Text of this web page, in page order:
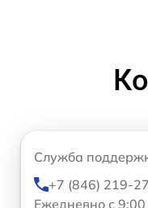
Служба
+7 (846) 219-
Ежедневно с